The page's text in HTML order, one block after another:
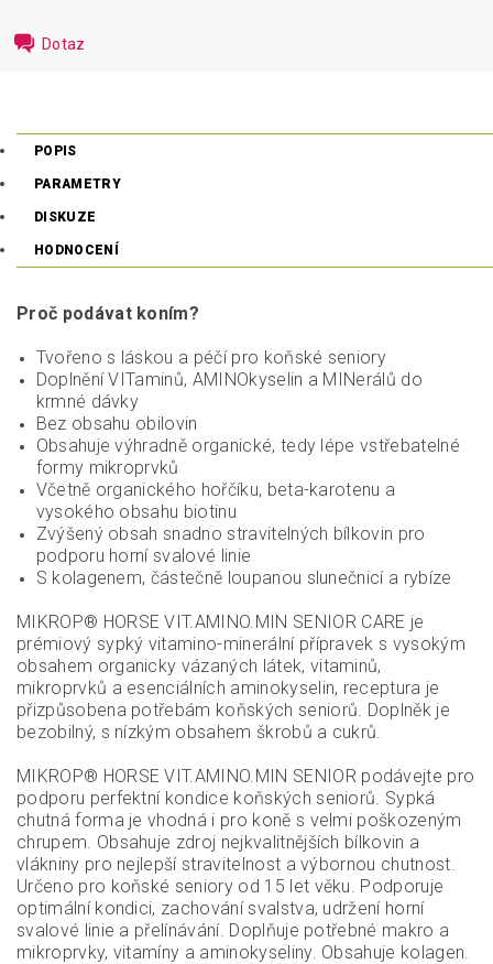
Dotaz
POPIS
PARAMETRY
DISKUZE
HODNOCENÍ
Proč podávat koním?
Tvořeno s láskou a péčí pro koňské seniory
Doplnění VITaminů, AMINOkyselin a MINerálů do
krmné dávky
Bez obsahu obilovin
Obsahuje výhradně organické, tedy lépe vstřebatelné
formy mikroprvků
Včetně organického hořčíku, beta-karotenu a
vysokého obsahu biotinu
Zvýšený obsah snadno stravitelných bílkovin pro
podporu horní svalové linie
S kolagenem, částečně loupanou slunečnicí a rybíze
MIKROP® HORSE VIT.AMINO.MIN SENIOR CARE je
prémiový sypký vitamino-minerální přípravek s vysokým
obsahem organicky vázaných látek, vitaminů,
mikroprvků a esenciálních aminokyselin, receptura je
přizpůsobena potřebám koňských seniorů. Doplněk je
bezobilný, s nízkým obsahem škrobů a cukrů.
MIKROP® HORSE VIT.AMINO.MIN SENIOR podávejte pro
podporu perfektní kondice koňských seniorů. Sypká
chutná forma je vhodná i pro koně s velmi poškozeným
chrupem. Obsahuje zdroj nejkvalitnějších bílkovin a
vlákniny pro nejlepší stravitelnost a výbornou chutnost.
Určeno pro koňské seniory od 15 let věku. Podporuje
optimální kondici, zachování svalstva, udržení horní
svalové linie a přelínávání. Doplňuje potřebné makro a
mikroprvky, vitamíny a aminokyseliny. Obsahuje kolagen.